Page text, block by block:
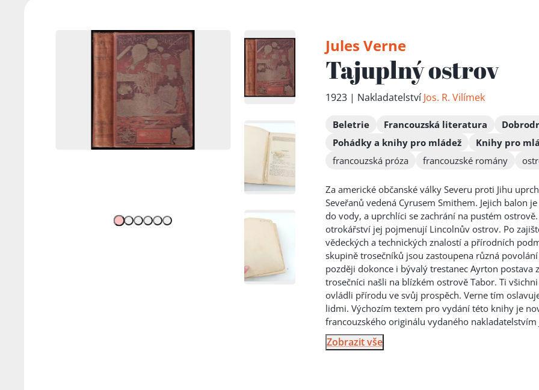
Jules Verne
Tajuplný ostrov
1923 | NakladatelstvíJos. R. Vilímek
Beletrie Francouzská literatura
Pohádky a knihy pro mládež
Knihy pro
francouzská próza
francouzské romány
Za americké občanské války Severu proti Jihu
Seveřanů vedená Cyrusem Smithem. Jejich balon
do vody, a uprchlíci se zachrání na pustém
otrokářství jej pojmenují Lincolnův ostrov. Po
vědeckých a technických znalostí a přírodních
skupině trosečníků jsou zastoupena různá
později dokonce i bývalý trestanec Ayrton
trosečníci našli na blízkém ostrově Tabor. Ti
ovládli přírodu ve svůj prospěch. Verne tím
lidmi. Výchozím textem pro vydání této knihy je
francouzského originálu vydaného nakladatelstvím
Zobrazit vše